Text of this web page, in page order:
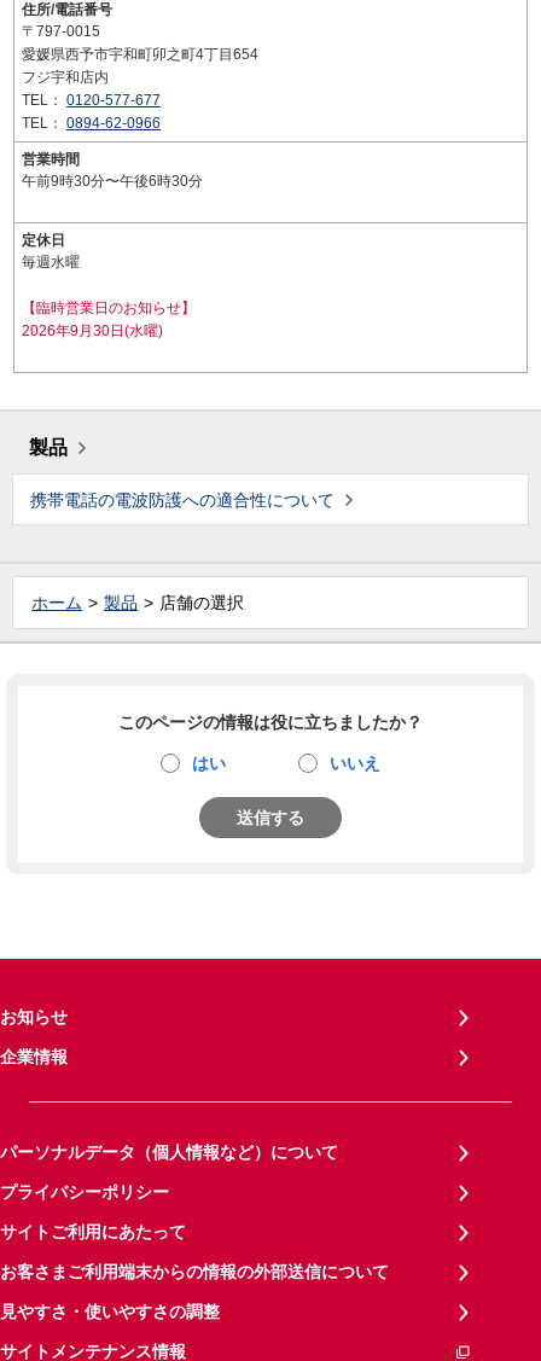
住所/電話番号
〒797-0015
愛媛県西予市宇和町卯之町4丁目654
フジ宇和店内
TEL： 0120-577-677
TEL： 0894-62-0966
営業時間
午前9時30分〜午後6時30分
定休日
毎週水曜
【臨時営業日のお知らせ】
2026年9月30日(水曜)
製品
携帯電話の電波防護への適合性について
ホーム 製品 店舗の選択
このページの情報は役に立ちましたか？
はい いいえ
送信する
お知らせ
企業情報
パーソナルデータ（個人情報など）について
プライバシーポリシー
サイトご利用にあたって
お客さまご利用端末からの情報の外部送信について
見やすさ・使いやすさの調整
サイトメンテナンス情報